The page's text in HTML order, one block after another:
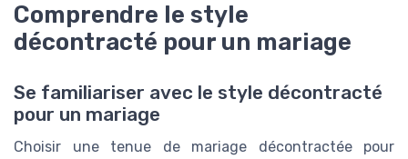
Comprendre le style
décontracté pour un mariage
Se familiariser avec le style décontracté
pour un mariage
Choisir une tenue de mariage décontractée pour